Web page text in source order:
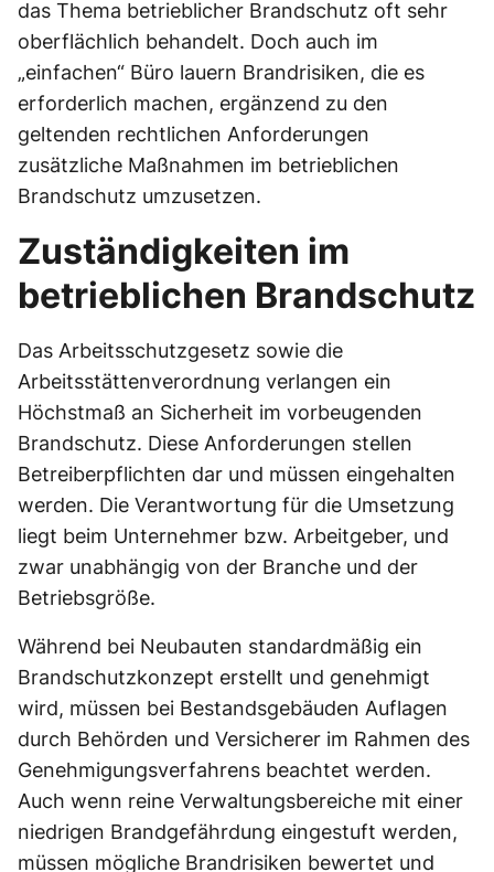
das Thema betrieblicher Brandschutz oft sehr
oberflächlich behandelt. Doch auch im
„einfachen“ Büro lauern Brandrisiken, die es
erforderlich machen, ergänzend zu den
geltenden rechtlichen Anforderungen
zusätzliche Maßnahmen im betrieblichen
Brandschutz umzusetzen.
Zuständigkeiten im
betrieblichen Brandschutz
Das Arbeitsschutzgesetz sowie die
Arbeitsstättenverordnung verlangen ein
Höchstmaß an Sicherheit im vorbeugenden
Brandschutz. Diese Anforderungen stellen
Betreiberpflichten dar und müssen eingehalten
werden. Die Verantwortung für die Umsetzung
liegt beim Unternehmer bzw. Arbeitgeber, und
zwar unabhängig von der Branche und der
Betriebsgröße.
Während bei Neubauten standardmäßig ein
Brandschutzkonzept erstellt und genehmigt
wird, müssen bei Bestandsgebäuden Auflagen
durch Behörden und Versicherer im Rahmen des
Genehmigungsverfahrens beachtet werden.
Auch wenn reine Verwaltungsbereiche mit einer
niedrigen Brandgefährdung eingestuft werden,
müssen mögliche Brandrisiken bewertet und